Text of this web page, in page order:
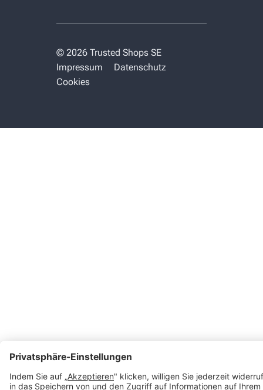
© 2026 Trusted Shops SE
Impressum
Datenschutz
Cookies